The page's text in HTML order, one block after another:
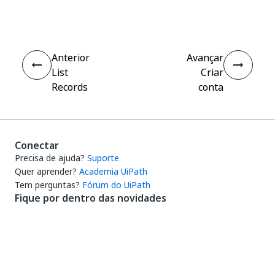
Anterior
List
Records
Avançar
Criar
conta
Conectar
Precisa de ajuda? Suporte
Quer aprender? Academia UiPath
Tem perguntas? Fórum do UiPath
Fique por dentro das novidades